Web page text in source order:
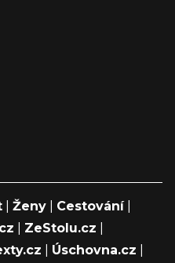
Ženy Cestování|
ZeStolu.cz
Úschovna.cz